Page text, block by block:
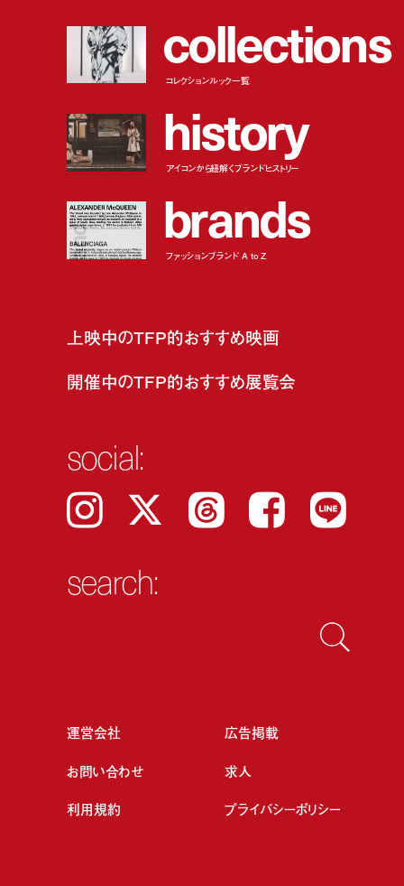
collections
コレクションルック一覧
history
アイコンから紐解くブランドヒストリー
brands
ファッションブランド A to Z
上映中のTFP的おすすめ映画
開催中のTFP的おすすめ展覧会
social:
Instagram 𝕏 Threads Facebook LINE
search:
運営会社
広告掲載
お問い合わせ
求人
利用規約 プライバシーポリシー